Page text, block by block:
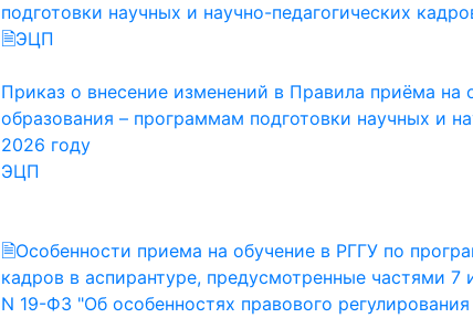
подготовки научных и научно-педагогических
🗎ЭЦП
Приказ о внесение изменений в Правила приёма
образования – программам подготовки научных и
2026 году
ЭЦП
🗎Особенности приема на обучение в РГГУ по
кадров в аспирантуре, предусмотренные частями 7
N 19-ФЗ "Об особенностях правового